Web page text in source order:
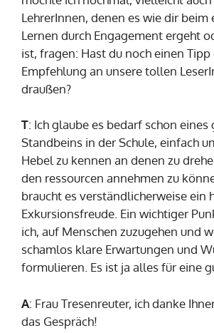
LehrerInnen, denen es wie dir beim
Lernen durch Engagement ergeht
ist, fragen: Hast du noch einen Tipp
Empfehlung an unsere tollen
draußen?
T: Ich glaube es bedarf schon eines
Standbeins in der Schule, einfach
Hebel zu kennen an denen zu
den ressourcen annehmen zu
braucht es verständlicherweise ein
Exkursionsfreude. Ein wichtiger
ich, auf Menschen zuzugehen und
schamlos klare Erwartungen und
formulieren. Es ist ja alles für eine
A: Frau Tresenreuter, ich danke
das Gespräch!